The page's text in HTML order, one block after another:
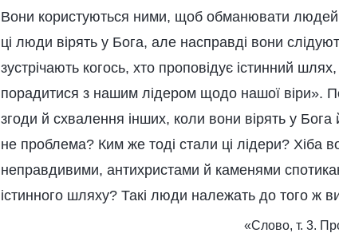
Вони користуються ними, щоб обманювати людей
ці люди вірять у Бога, але насправді вони
зустрічають когось, хто проповідує істинний
порадитися з нашим лідером щодо нашої віри».
згоди й схвалення інших, коли вони вірять у
не проблема? Ким же тоді стали ці лідери? Хіба
неправдивими, антихристами й каменями
істинного шляху? Такі люди належать до того ж
«Слово, т. 3.